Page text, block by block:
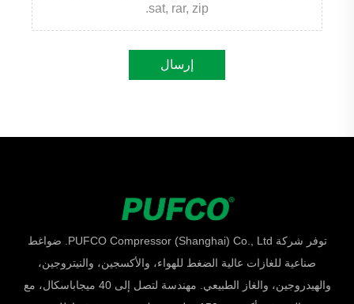
sat, rar, zip.
إرسال
توفر شركة PUFCO Compressor (Shanghai) Co., Ltd. ضواغط
صناعية للغازات عالية الضغط للهواء، والأكسجين، والنيتروجين،
والهيدروجين، والغاز الطبيعي. مهندسة لتصل إلى 40 ميجاباسكال، مع